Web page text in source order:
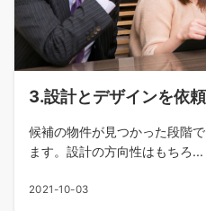
3.設計とデザインを依
候補の物件が見つかった段階
ます。設計の方向性はもちろ...
2021-10-03